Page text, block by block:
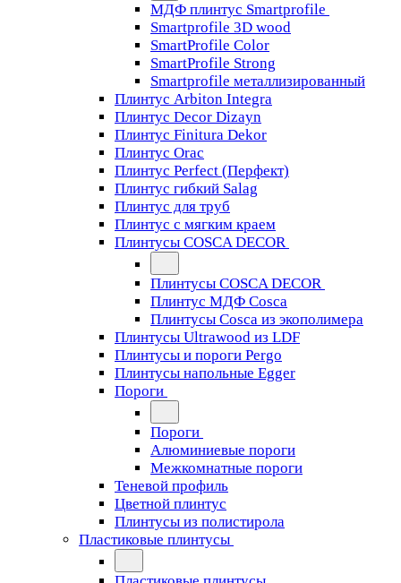
МДФ плинтус Smartprofile
Smartprofile 3D wood
SmartProfile Color
SmartProfile Strong
Smartprofile металлизированный
Плинтус Arbiton Integra
Плинтус Decor Dizayn
Плинтус Finitura Dekor
Плинтус Orac
Плинтус Perfect (Перфект)
Плинтус гибкий Salag
Плинтус для труб
Плинтус с мягким краем
Плинтусы COSCA DECOR
Плинтусы COSCA DECOR
Плинтус МДФ Cosca
Плинтусы Cosca из экополимера
Плинтусы Ultrawood из LDF
Плинтусы и пороги Pergo
Плинтусы напольные Egger
Пороги
Пороги
Алюминиевые пороги
Межкомнатные пороги
Теневой профиль
Цветной плинтус
Плинтусы из полистирола
Пластиковые плинтусы